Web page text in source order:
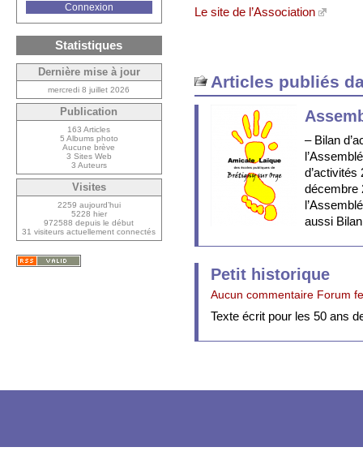
Le site de l’Association
Articles publiés
– Bilan
d’activités
décembre
aussi
Petit historique
Aucun commentaire Forum
Texte écrit pour les 50 ans
Connexion
Statistiques
Dernière mise à jour
mercredi 8 juillet 2026
Publication
163 Articles
5 Albums photo
Aucune brève
3 Sites Web
3 Auteurs
Visites
2259 aujourd’hui
5228 hier
972588 depuis le début
31 visiteurs actuellement connectés